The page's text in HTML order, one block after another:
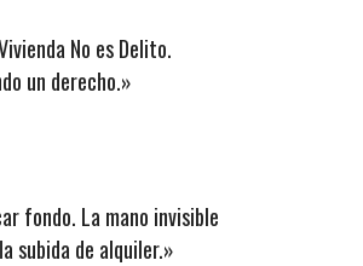
No es Delito.
un derecho.»
fondo. La mano invisible
subida de alquiler.»